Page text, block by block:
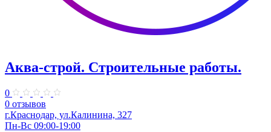
Аква-строй. Строительные работы.
0
0 отзывов
г.Краснодар, ул.Калинина, 327
Пн-Вс 09:00-19:00